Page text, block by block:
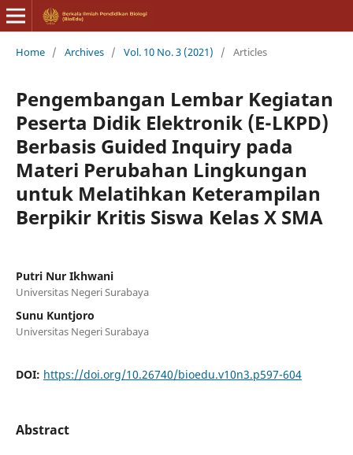
Home / Archives / Vol. 10 No. 3 (2021) / Articles
Pengembangan Lembar Kegiatan
Peserta Didik Elektronik (E-LKPD)
Berbasis Guided Inquiry pada
Materi Perubahan Lingkungan
untuk Melatihkan Keterampilan
Berpikir Kritis Siswa Kelas X SMA
Putri Nur Ikhwani
Universitas Negeri Surabaya
Sunu Kuntjoro
Universitas Negeri Surabaya
DOI: https://doi.org/10.26740/bioedu.v10n3.p597-604
Abstract